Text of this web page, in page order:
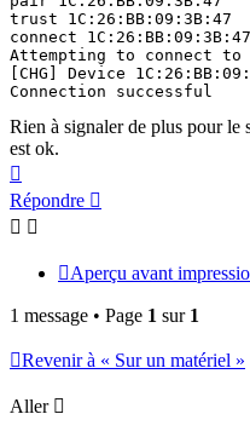
trust 1C:26:BB:09:3B:47
connect 1C:26:BB:09:3B:47
Attempting to connect to
[CHG] Device
Connection successful
Rien à signaler de plus pour le
est ok.
Répondre
Aperçu avant
1 message • Page 1 sur 1
Revenir à « Sur un matériel »
Aller